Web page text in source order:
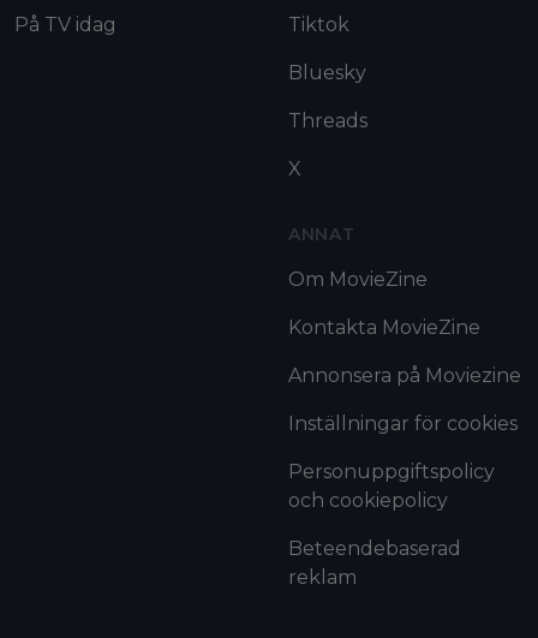
På TV idag Tiktok
Bluesky
Threads
X
ANNAT
Om MovieZine
Kontakta MovieZine
Annonsera på Moviezine
Inställningar för cookies
Personuppgiftspolicy
och cookiepolicy
Beteendebaserad
reklam